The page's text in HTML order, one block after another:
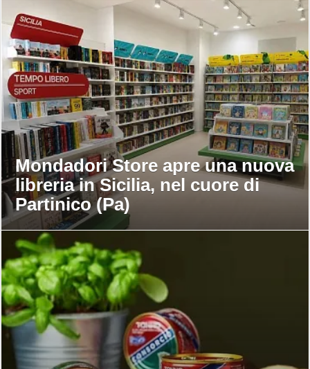
Mondadori Store apre una nuova
libreria in Sicilia, nel cuore di
Partinico (Pa)